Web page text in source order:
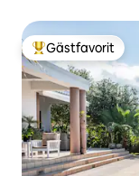
Populär gästfavorit
Gästfavorit